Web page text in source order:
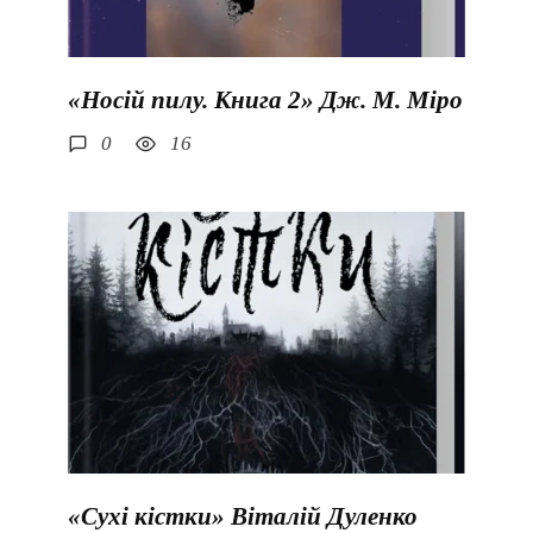
«Носій пилу. Книга 2» Дж. М. Міро
0 16
«Сухі кістки» Віталій Дуленко